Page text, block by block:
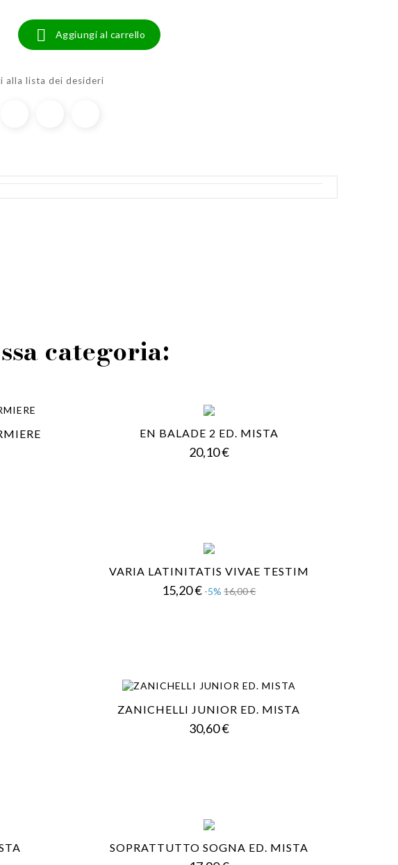
 Aggiungi al carrello
alla lista dei desideri
categoria:
EN BALADE 2 ED. MISTA
20,10 €Prezzo
VARIA LATINITATIS VIVAE TESTIM
15,20 €Prezzo
-5% 16,00 €Prezzo
ZANICHELLI JUNIOR ED. MISTA
30,60 €Prezzo
SOPRATTUTTO SOGNA ED. MISTA